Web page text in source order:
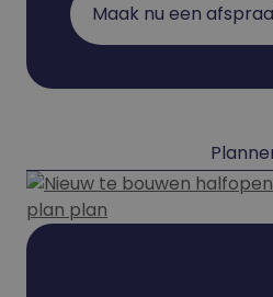
Maak nu een